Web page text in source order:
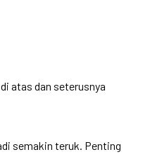
atas dan seterusnya
semakin teruk. Penting